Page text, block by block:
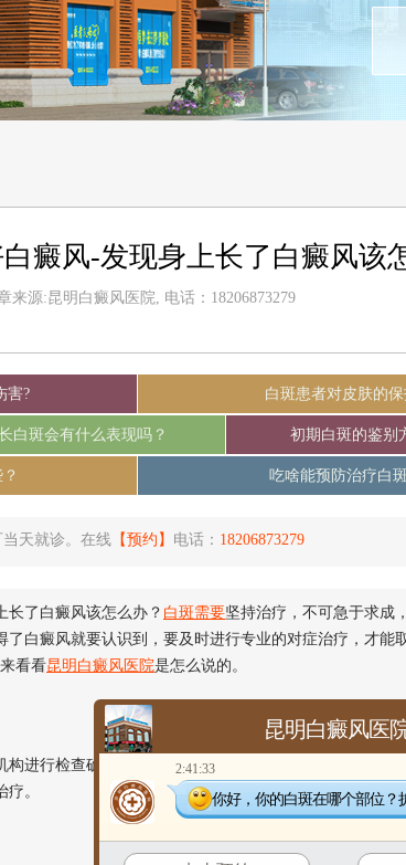
癜风-发现身上长了白癜风该
来源:昆明白癜风医院, 电话：18206873279
害? 白斑患者对皮肤的保
白斑会有什么表现吗？ 初期白斑的鉴别
吃啥能预防治疗白
天就诊。在线 【预约】 电话： 18206873279
长了白癜风该怎么办？ 白斑需要坚持治疗，不可急于求成
白癜风就要认识到，要及时进行专业的对症治疗，才能
看看昆明白癜风医院是怎么说的。
行检查确诊，病程较短，而面积较大、较小的白斑，诊
。
昆明白癜风医
2:41:33
你好，你的白斑在哪个部位？